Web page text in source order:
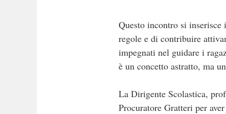
Questo incontro si
regole e di contribuire
impegnati nel guidare i
è un concetto astratto, ma
La Dirigente Scolastica,
Procuratore Gratteri per